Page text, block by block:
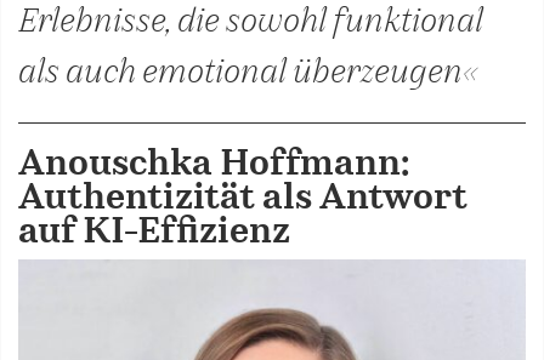
Erlebnisse, die sowohl funktional
als auch emotional überzeugen«
Anouschka Hoffmann:
Authentizität als Antwort
auf KI-Effizienz